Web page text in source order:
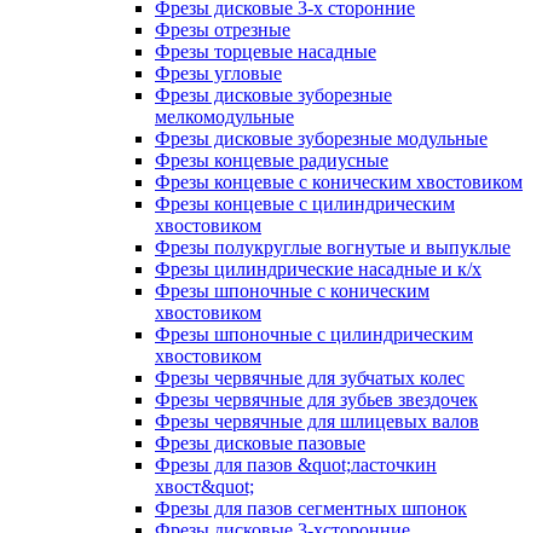
Фрезы дисковые 3-х сторонние
Фрезы отрезные
Фрезы торцевые насадные
Фрезы угловые
Фрезы дисковые зуборезные
мелкомодульные
Фрезы дисковые зуборезные модульные
Фрезы концевые радиусные
Фрезы концевые с коническим хвостовиком
Фрезы концевые с цилиндрическим
хвостовиком
Фрезы полукруглые вогнутые и выпуклые
Фрезы цилиндрические насадные и к/х
Фрезы шпоночные с коническим
хвостовиком
Фрезы шпоночные с цилиндрическим
хвостовиком
Фрезы червячные для зубчатых колес
Фрезы червячные для зубьев звездочек
Фрезы червячные для шлицевых валов
Фрезы дисковые пазовые
Фрезы для пазов &quot;ласточкин
хвост&quot;
Фрезы для пазов сегментных шпонок